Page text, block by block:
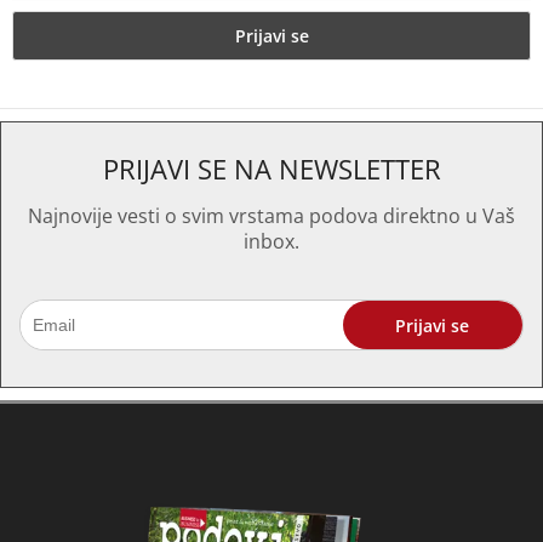
PRIJAVI SE NA NEWSLETTER
Najnovije vesti o svim vrstama podova direktno u Vaš
inbox.